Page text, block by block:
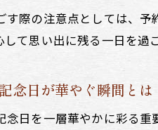
す際の注意点としては、
て思い出に残る一日を過
念日が華やぐ瞬間とは
念日を一層華やかに彩る